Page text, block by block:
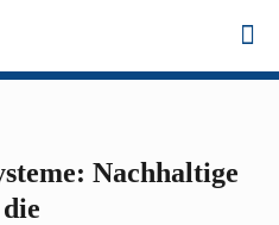
Nachhaltige